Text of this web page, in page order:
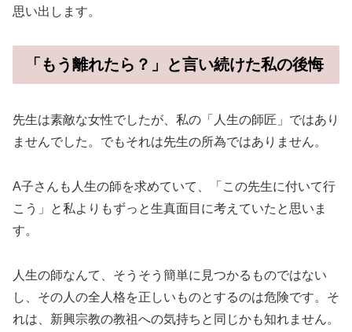
思い出します。
「もう離れたら？」と言い続けた私の後悔
先生は素敵な女性でしたが、私の「人生の師匠」ではあり
ませんでした。でもそれは先生の所為ではありません。
A子さんも人生の師を求めていて、「この先生に付いて行
こう」と私よりもずっと生真面目に考えていたと思いま
す。
人生の師なんて、そうそう簡単に見つかるものではない
し、その人の全人格を正しいものとするのは危険です。そ
れは、新興宗教の教祖への気持ちと同じかも知れません。